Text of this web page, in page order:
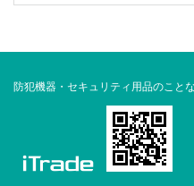
防犯機器・セキュリティ用品のこと